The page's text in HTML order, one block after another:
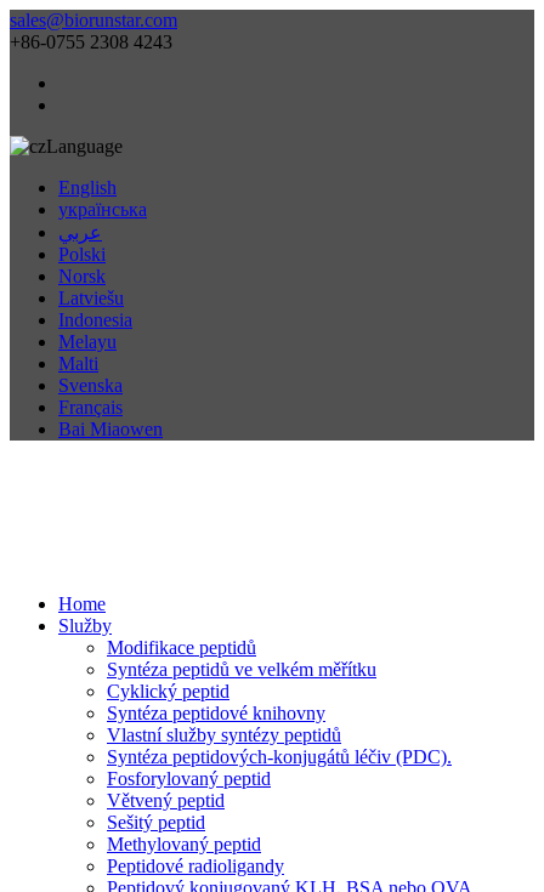
sales@biorunstar.com
+86-0755 2308 4243
Language
English
українська
عربي
Polski
Norsk
Latviešu
Indonesia
Melayu
Malti
Svenska
Français
Bai Miaowen
Home
Služby
Modifikace peptidů
Syntéza peptidů ve velkém měřítku
Cyklický peptid
Syntéza peptidové knihovny
Vlastní služby syntézy peptidů
Syntéza peptidových-konjugátů léčiv (PDC).
Fosforylovaný peptid
Větvený peptid
Sešitý peptid
Methylovaný peptid
Peptidové radioligandy
Peptidový konjugovaný KLH, BSA nebo OVA